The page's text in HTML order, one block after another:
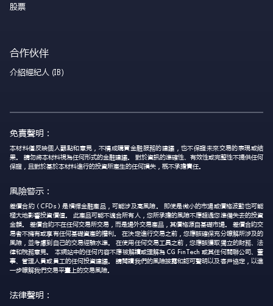
股票
合作伙伴
介紹經紀人 (IB)
免責聲明：
本材料僅反映個人觀點和意見，不構成購買金融服務的建議，也不保證未來交易的表現或結
果。 請勿將本材料視為任何形式的金融建議。 對於資訊的準確性、有效性或完整性不提供任何
保證，且對於基於本材料進行的投資所產生的任何損失，概不承擔責任。
風險警示：
差價合約（CFDs）是槓桿金融產品，可能涉及高風險。 即使是微小的市場或價格波動也可能
極大地影響投資價值。 此產品可能不適合所有人，您所承擔的風險不應超過您準備失去的投資
金額。 差價合約不在任何交易所交易，而是場外交易產品，其價格源自基礎市場。 差價合約交
易者不擁有或享有任何基礎資產的權利。 在決定進行交易之前，您應該確保充分瞭解所涉及的
風險，並考慮到自己的交易經驗水準。 在使用任何交易工具之前，您應該獲取獨立的財務、法
律和稅務意見。 本網站中的任何內容不應被解讀或理解為 CG FinTech 或其任何關聯公司、董
事、管理人員或員工的任何投資建議。 請閱讀我們的風險披露和認可聲明以及客戶協定，以進
一步瞭解我們交易平臺上的交易風險。
法律聲明：